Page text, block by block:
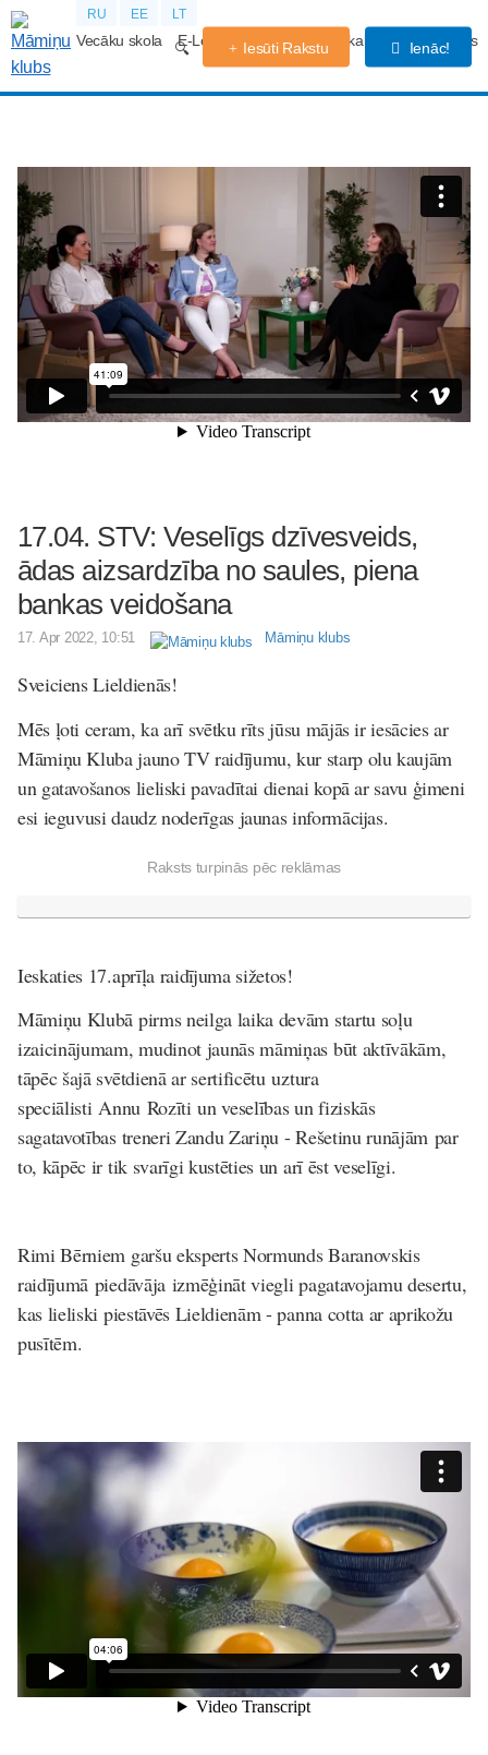
RU EE LT
Vecāku skola E-Lekcijas Grūtniecības kalendārs Forums
Iesūti Rakstu Ienāc!
17.04. STV: Veselīgs dzīvesveids,
ādas aizsardzība no saules, piena
bankas veidošana
17. Apr 2022, 10:51 Māmiņu klubs
Sveiciens Lieldienās!
Mēs ļoti ceram, ka arī svētku rīts jūsu mājās ir iesācies ar
Māmiņu Kluba jauno TV raidījumu, kur starp olu kaujām
un gatavošanos lieliski pavadītai dienai kopā ar savu ģimeni
esi ieguvusi daudz noderīgas jaunas informācijas.
Raksts turpinās pēc reklāmas
Ieskaties 17.aprīļa raidījuma sižetos!
Māmiņu Klubā pirms neilga laika devām startu soļu
izaicinājumam, mudinot jaunās māmiņas būt aktīvākām,
tāpēc šajā svētdienā ar sertificētu uztura
speciālisti Annu Rozīti un veselības un fiziskās
sagatavotības treneri Zandu Zariņu - Rešetinu runājām par
to, kāpēc ir tik svarīgi kustēties un arī ēst veselīgi.
Rimi Bērniem garšu eksperts Normunds Baranovskis
raidījumā piedāvāja izmēģināt viegli pagatavojamu desertu,
kas lieliski piestāvēs Lieldienām - panna cotta ar aprikožu
pusītēm.